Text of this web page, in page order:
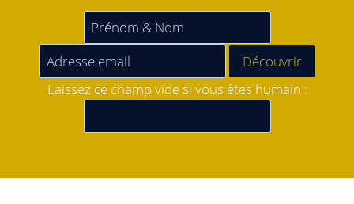
Laissez ce champ vide si vous êtes humain :